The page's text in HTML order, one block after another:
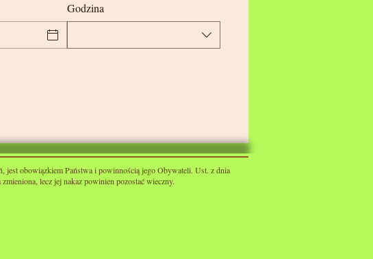
Godzina
obowiązkiem Państwa i powinnością jego Obywateli. Ust. z dnia
lecz jej nakaz powinien pozostać wieczny.